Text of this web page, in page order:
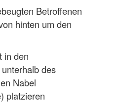
Betroffenen
hinten um den
in den
des
Nabel
platzieren